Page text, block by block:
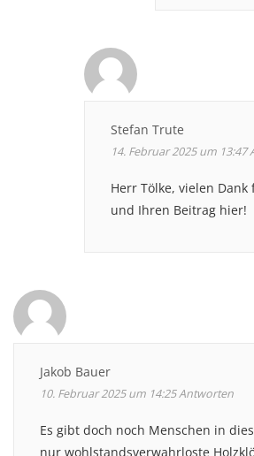
Stefan Trute
14. Februar 2025 um 13:47
Herr Tölke, vielen
und Ihren Beitrag hier!
Jakob Bauer
10. Februar 2025 um 14:25Antworten
Es gibt doch noch Menschen in
nur wohlstandsverwahrloste